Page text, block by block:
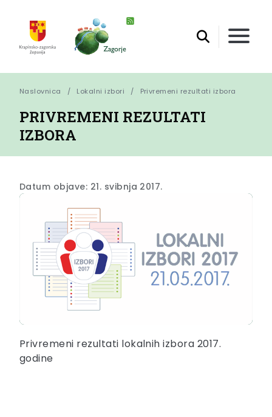
Naslovnica Lokalni izbori Privremeni rezultati izbora
PRIVREMENI REZULTATI
IZBORA
Datum objave: 21. svibnja 2017.
Privremeni rezultati lokalnih izbora 2017.
godine